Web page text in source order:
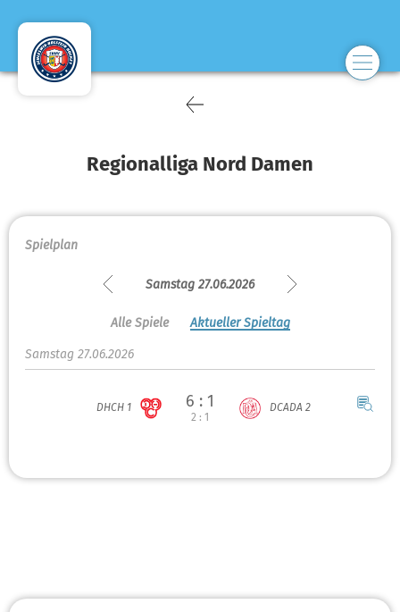
Regionalliga Nord Damen
Spielplan
Samstag 27.06.2026
Alle Spiele Aktueller Spieltag
Samstag 27.06.2026
DHCH 1 6 : 1
2 : 1
DCADA 2